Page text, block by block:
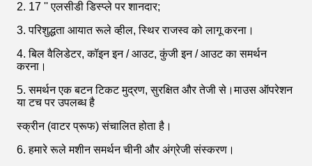
2. 17 '' एलसीडी डिस्प्ले पर शानदार;
3. परिशुद्धता आयात रूले व्हील, स्थिर राजस्व को लागू करना।
4. बिल वैलिडेटर, कॉइन इन / आउट, कुंजी इन / आउट का समर्थन
करना।
5. समर्थन एक बटन टिकट मुद्रण, सुरक्षित और तेजी से।माउस ऑपरेशन
या टच पर उपलब्ध है
स्क्रीन (वाटर प्रूफ) संचालित होता है।
6. हमारे रूले मशीन समर्थन चीनी और अंग्रेजी संस्करण।